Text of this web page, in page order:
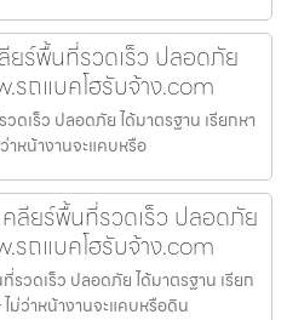
ยร์พื้นที่รวดเร็ว ปลอดภัย
รถแบคโฮรับจ้าง.com
ดเร็ว ปลอดภัย ได้มาตรฐาน เรียกหา
หน้างานจะแคบหรือ
ลียร์พื้นที่รวดเร็ว ปลอดภัย
รถแบคโฮรับจ้าง.com
วดเร็ว ปลอดภัย ได้มาตรฐาน เรียก
ม่ว่าหน้างานจะแคบหรือดิน